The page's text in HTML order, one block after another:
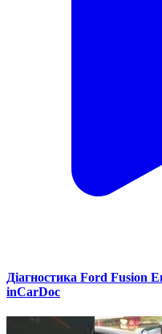
Діагностика Ford Fusion
inCarDoc